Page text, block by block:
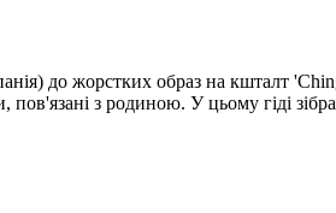
до жорстких образ на кшталт
пов'язані з родиною. У цьому гіді